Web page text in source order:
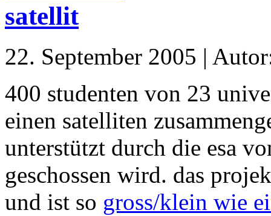
22. September 2005 |
400 studenten von 23
einen satelliten
unterstützt durch die esa
geschossen wird. das
und ist so gross/klein wie